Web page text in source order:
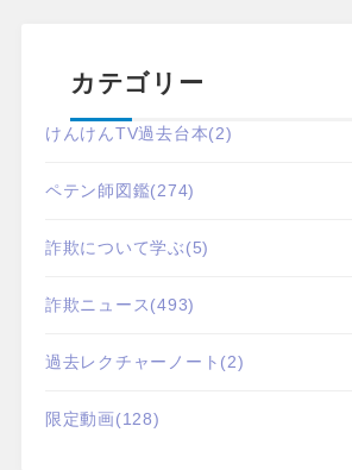
カテゴリー
けんけんTV過去台本(2)
ペテン師図鑑(274)
詐欺について学ぶ(5)
詐欺ニュース(493)
過去レクチャーノート (2)
限定動画(128)